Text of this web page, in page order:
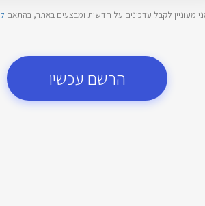
מעוניין לקבל עדכונים על חדשות ומבצעים באתר, בהתאם
הרשם עכשיו